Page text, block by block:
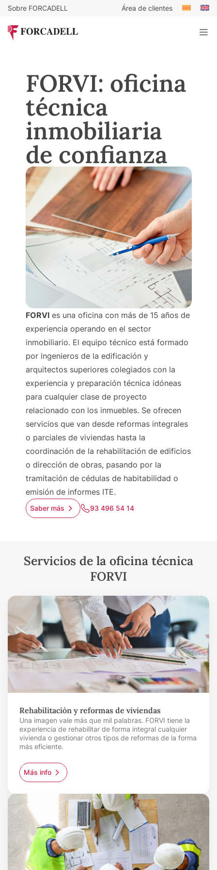
Sobre FORCADELL Área de clientes
FORVI: oficina
técnica
inmobiliaria
de confianza
FORVIes una oficina con más de 15 años de
experiencia operando en el sector
inmobiliario. El equipo técnico está formado
por ingenieros de la edificación y
arquitectos superiores colegiados con la
experiencia y preparación técnica idóneas
para cualquier clase de proyecto
relacionado con los inmuebles. Se ofrecen
servicios que van desde reformas integrales
o parciales de viviendas hasta la
coordinación de la rehabilitación de edificios
o dirección de obras, pasando por la
tramitación de cédulas de habitabilidad o
emisión de informes ITE.
Saber más 93 496 54 14
Servicios de la oficina técnica
FORVI
Rehabilitación y reformas de viviendas
Una imagen vale más que mil palabras. FORVI tiene la
experiencia de rehabilitar de forma integral cualquier
vivienda o gestionar otros tipos de reformas de la forma
más eficiente.
Más info